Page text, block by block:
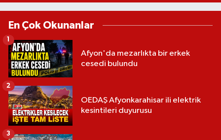
En Çok Okunanlar
Afyon'da mezarlıkta bir erkek
cesedi bulundu
1
OEDAŞ Afyonkarahisar ili elektrik
kesintileri duyurusu
2
3